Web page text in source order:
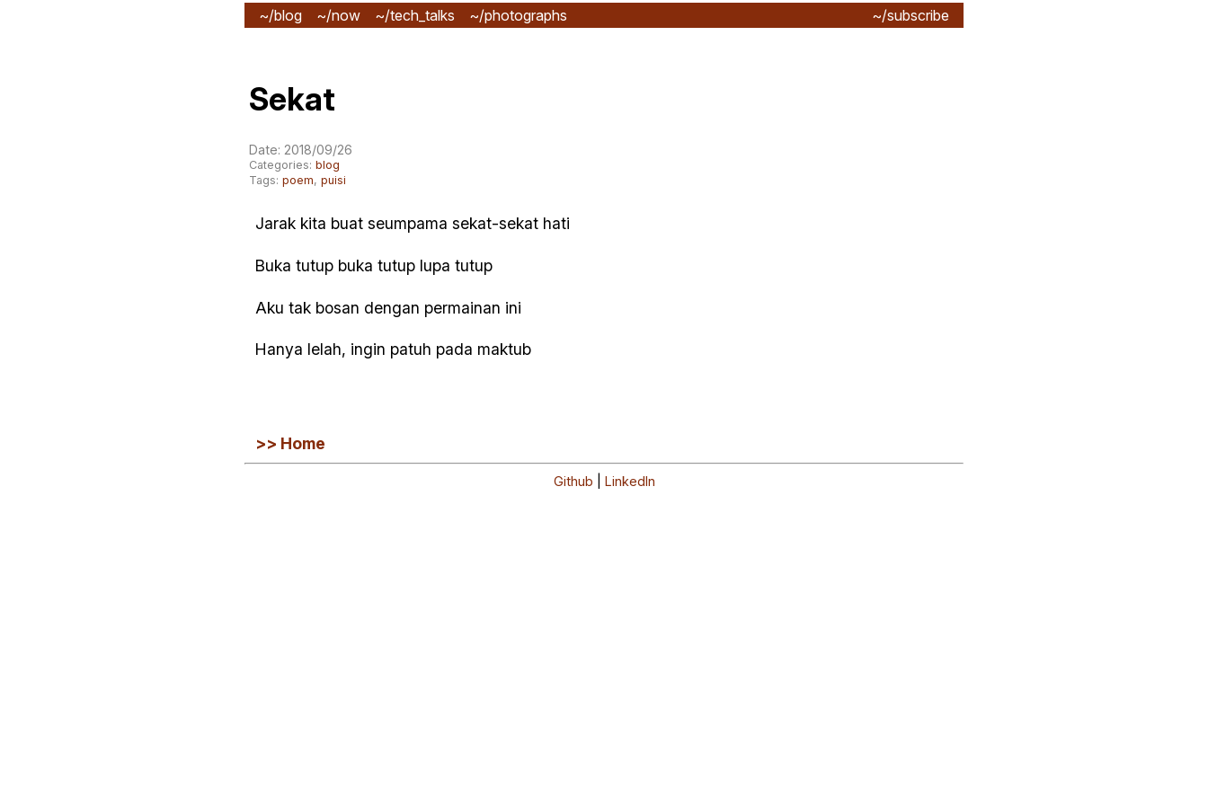
~/blog ~/now ~/tech_talks ~/photographs ~/subscribe
Sekat
Date: 2018/09/26
Categories: blog
Tags: poem, puisi
Jarak kita buat seumpama sekat-sekat hati
Buka tutup buka tutup lupa tutup
Aku tak bosan dengan permainan ini
Hanya lelah, ingin patuh pada maktub
>> Home
Github LinkedIn